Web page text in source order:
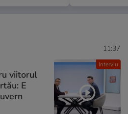
Interviu
11:37
viitorul
E